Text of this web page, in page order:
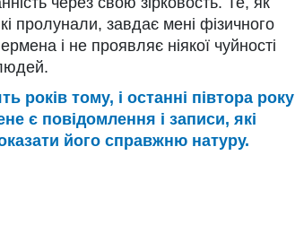
пролунали, завдає мені фізичного
і не проявляє ніякої чуйності
років тому, і останні півтора року
є повідомлення і записи, які
його справжню натуру.